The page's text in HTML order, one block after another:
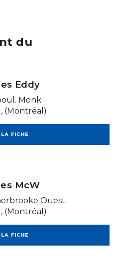
du
Eddy
Monk
(Montréal)
FICHE
McW
Ouest
(Montréal)
FICHE